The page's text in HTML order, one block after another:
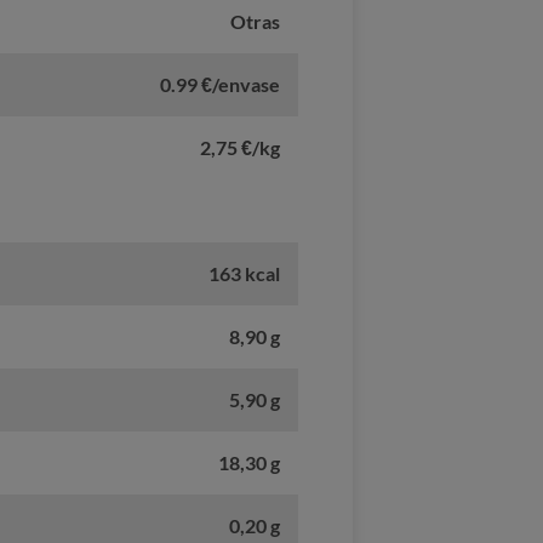
Otras
0.99 €/envase
2,75 €/kg
163 kcal
8,90 g
5,90 g
18,30 g
0,20 g